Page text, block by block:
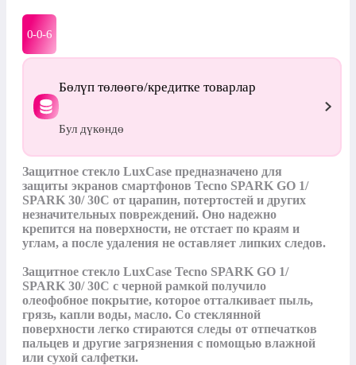
0-0-6
Бөлүп төлөөгө/кредитке товарлар
Бул дүкөндө
Защитное стекло LuxCase предназначено для
защиты экранов смартфонов Tecno SPARK GO 1/
SPARK 30/ 30C от царапин, потертостей и других
незначительных повреждений. Оно надежно
крепится на поверхности, не отстает по краям и
углам, а после удаления не оставляет липких следов.
Защитное стекло LuxCase Tecno SPARK GO 1/
SPARK 30/ 30C с черной рамкой получило
олеофобное покрытие, которое отталкивает пыль,
грязь, капли воды, масло. Со стеклянной
поверхности легко стираются следы от отпечатков
пальцев и другие загрязнения с помощью влажной
или сухой салфетки.